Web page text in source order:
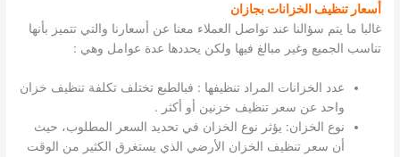
أسعار تنظيف الخزانات بجازان
غالبا ما يتم سؤالنا عند تواصل العملاء معنا عن أسعارنا والتي تتميز بأنها
تناسب الجميع وغير مبالغ فيها ولكن يحددها عدة عوامل وهي :
عدد الخزانات المراد تنظيفها : فبالطبع تختلف تكلفة تنظيف خزان
واحد عن سعر تنظيف خزنين أو أكثر .
نوع الخزان: يؤثر نوع الخزان في تحديد السعر المطلوب، حيث
أن سعر تنظيف الخزان الأرضي الذي يستغرق الكثير من الوقت